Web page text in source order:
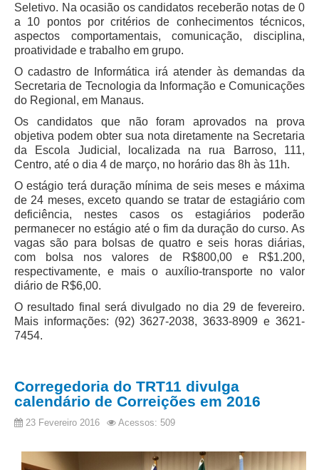
Balcão Visual Libras
Aplicativos
Seletivo. Na ocasião os candidatos receberão notas de 0
a 10 pontos por critérios de conhecimentos técnicos,
aspectos comportamentais, comunicação, disciplina,
proatividade e trabalho em grupo.
O cadastro de Informática irá atender às demandas da
Secretaria de Tecnologia da Informação e Comunicações
do Regional, em Manaus.
Os candidatos que não foram aprovados na prova
objetiva podem obter sua nota diretamente na Secretaria
da Escola Judicial, localizada na rua Barroso, 111,
Centro, até o dia 4 de março, no horário das 8h às 11h.
O estágio terá duração mínima de seis meses e máxima
de 24 meses, exceto quando se tratar de estagiário com
deficiência, nestes casos os estagiários poderão
permanecer no estágio até o fim da duração do curso. As
vagas são para bolsas de quatro e seis horas diárias,
com bolsa nos valores de R$800,00 e R$1.200,
respectivamente, e mais o auxílio-transporte no valor
diário de R$6,00.
O resultado final será divulgado no dia 29 de fevereiro.
Mais informações: (92) 3627-2038, 3633-8909 e 3621-
7454.
Corregedoria do TRT11 divulga
calendário de Correições em 2016
23 Fevereiro 2016 Acessos: 509